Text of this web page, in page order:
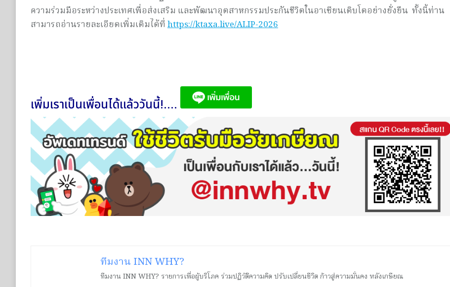
ความร่วมมือระหว่างประเทศเพื่อส่งเสริม และพัฒนาอุตสาหกรรมประกันชีวิตในอาเซียนเติบโตอย่างยั่งยืน ทั้งนี้ท่าน
สามารถอ่านรายละเอียดเพิ่มเติมได้ที่ https://ktaxa.live/ALIP-2026
เพิ่มเราเป็นเพื่อนได้แล้ววันนี้!....
ทีมงาน INN WHY?
ทีมงาน INN WHY? รายการเพื่อผู้บริโภค ร่วมปฏิวัติความคิด ปรับเปลี่ยนชีวิต ก้าวสู่ความมั่นคง หลังเกษียณ